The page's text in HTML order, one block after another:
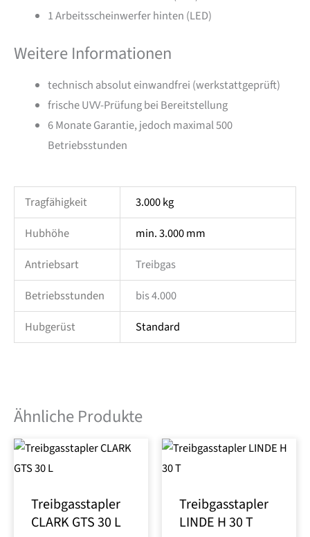
1 Arbeitsscheinwerfer hinten (LED)
Weitere Informationen
technisch absolut einwandfrei (werkstattgeprüft)
frische UVV-Prüfung bei Bereitstellung
6 Monate Garantie, jedoch maximal 500
Betriebsstunden
Tragfähigkeit
3.000 kg
Hubhöhe
min. 3.000 mm
Antriebsart
Treibgas
Betriebsstunden
bis 4.000
Hubgerüst
Standard
Ähnliche Produkte
Treibgasstapler
CLARK GTS 30 L
Treibgasstapler
LINDE H 30 T